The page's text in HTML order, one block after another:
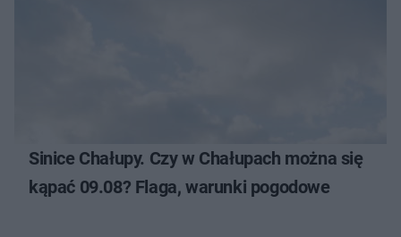
Sinice Chałupy. Czy w Chałupach można się
kąpać 09.08? Flaga, warunki pogodowe